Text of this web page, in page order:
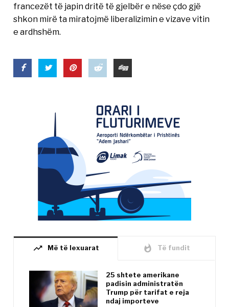
francezët të japin dritë të gjelbër e nëse çdo gjë
shkon mirë ta miratojmë liberalizimin e vizave vitin
e ardhshëm.
trending_up Më të lexuarat whatshot Të fundit
25 shtete amerikane
padisin administratën
Trump për tarifat e reja
ndaj importeve